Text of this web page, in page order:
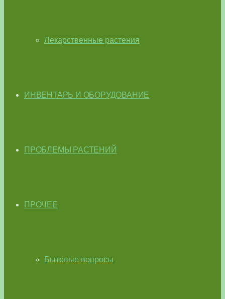
Лекарственные растения
ИНВЕНТАРЬ И ОБОРУДОВАНИЕ
ПРОБЛЕМЫ РАСТЕНИЙ
ПРОЧЕЕ
Бытовые вопросы